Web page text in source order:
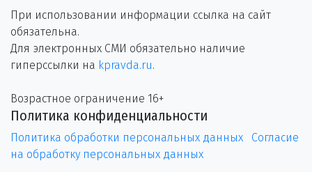
При использовании информации ссылка на сайт
обязательна.
Для электронных СМИ обязательно наличие
гиперссылки на kpravda.ru.
Возрастное ограничение 16+
Политика конфиденциальности
Политика обработки персональных данных
Согласие
на обработку персональных данных